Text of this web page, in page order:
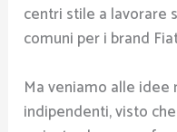
centri stile a lavorare
comuni per i brand
Ma veniamo alle
indipendenti, visto